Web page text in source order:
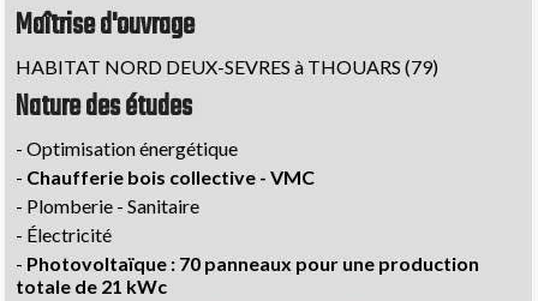
Maîtrise d'ouvrage
HABITAT NORD DEUX-SEVRES à THOUARS (79)
Nature des études
- Optimisation énergétique
- Chaufferie bois collective - VMC
- Plomberie - Sanitaire
- Électricité
- Photovoltaïque : 70 panneaux pour une production
totale de 21 kWc